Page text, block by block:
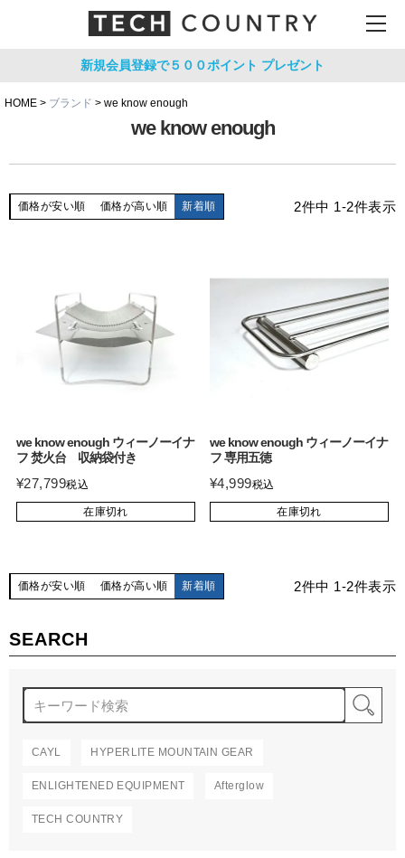
新規会員登録で５００ポイント プレゼント
HOME ブランド we know enough
SEARCH
CAYL HYPERLITE MOUNTAIN GEAR
ENLIGHTENED EQUIPMENT Afterglow
TECH COUNTRY
we know enough
価格が安い順 価格が高い順 新着順 2件中 1-2件表示
we know enough ウィーノーイナ
フ 焚火台 収納袋付き
¥27,799税込
在庫切れ
we know enough ウィーノーイナ
フ 専用五徳
¥4,999税込
在庫切れ
価格が安い順 価格が高い順 新着順 2件中 1-2件表示